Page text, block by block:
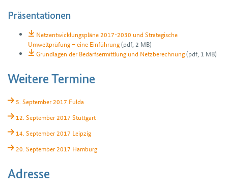
Präsentationen
Netzentwicklungspläne 2017-2030 und Strategische
Umweltprüfung – eine Einführung(pdf, 2 MB)
Grundlagen der Bedarfsermittlung und Netzberechnung(pdf, 1 MB)
Weitere Termine
5. September 2017 Fulda
12. September 2017 Stuttgart
14. September 2017 Leipzig
20. September 2017 Hamburg
Adresse